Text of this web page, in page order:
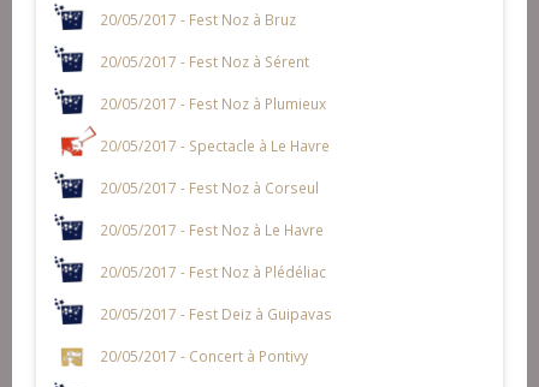
20/05/2017 - Fest Noz à Bruz
20/05/2017 - Fest Noz à Sérent
20/05/2017 - Fest Noz à Plumieux
20/05/2017 - Spectacle à Le Havre
20/05/2017 - Fest Noz à Corseul
20/05/2017 - Fest Noz à Le Havre
20/05/2017 - Fest Noz à Plédéliac
20/05/2017 - Fest Deiz à Guipavas
20/05/2017 - Concert à Pontivy